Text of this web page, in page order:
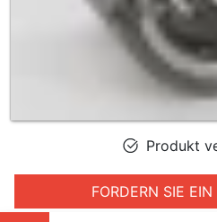
Produkt
FORDERN SIE